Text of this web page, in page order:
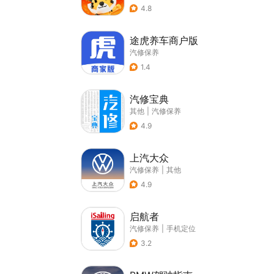
4.8
途虎养车商户版
汽修保养
1.4
汽修宝典
其他
汽修保养
4.9
上汽大众
汽修保养
其他
4.9
启航者
汽修保养
手机定位
3.2